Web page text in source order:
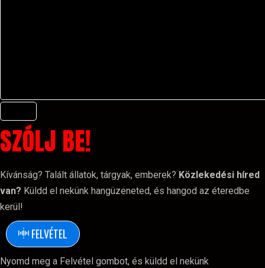
SZÓLJ BE!
Kívánság? Talált állatok, tárgyak, emberek? Közlekedési híred
van? Küldd el nekünk hangüzeneted, és hangod az éteredbe
kerül!
FELVÉTEL
Nyomd meg a Felvétel gombot, és küldd el nekünk